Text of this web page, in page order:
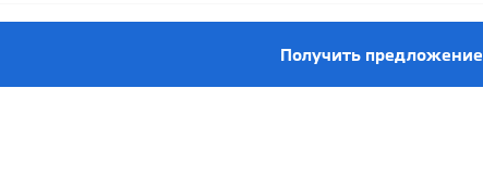
Получить предложение